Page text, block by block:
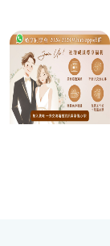
準新人的個性及預算
賓客永誌難忘！